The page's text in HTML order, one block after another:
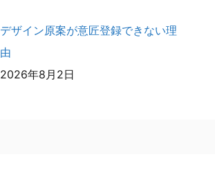
デザイン原案が意匠登録できない理
由
2026年8月2日